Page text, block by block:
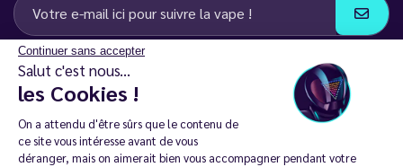
Continuer sans accepter
Salut c'est nous...
les Cookies !
On a attendu d'être sûrs que le contenu de
ce site vous intéresse avant de vous
déranger, mais on aimerait bien vous accompagner pendant votre
J’accepte de recevoir des communications e-mail et SMS de la part de
LD Groupe
Restez en contact